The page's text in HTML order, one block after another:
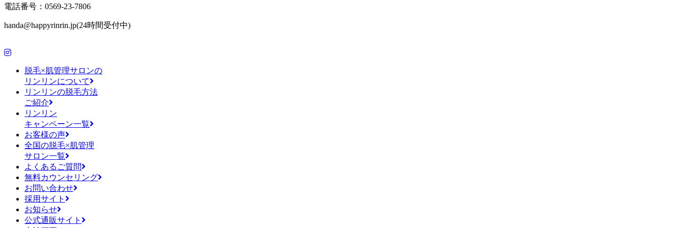
電話番号：0569-23-7806
handa@happyrinrin.jp(24時間受付中)
脱毛×肌管理サロンの
リンリンについて
リンリンの脱毛方法
ご紹介
リンリン
キャンペーン一覧
お客様の声
全国の脱毛×肌管理
サロン一覧
よくあるご質問
無料カウンセリング
お問い合わせ
採用サイト
お知らせ
公式通販サイト